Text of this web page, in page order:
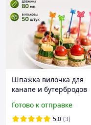
Шпажка вилочка для
канапе и бутербродов
декоративные шпажки
для фуршета и
Готово к отправке
5.0 (3)